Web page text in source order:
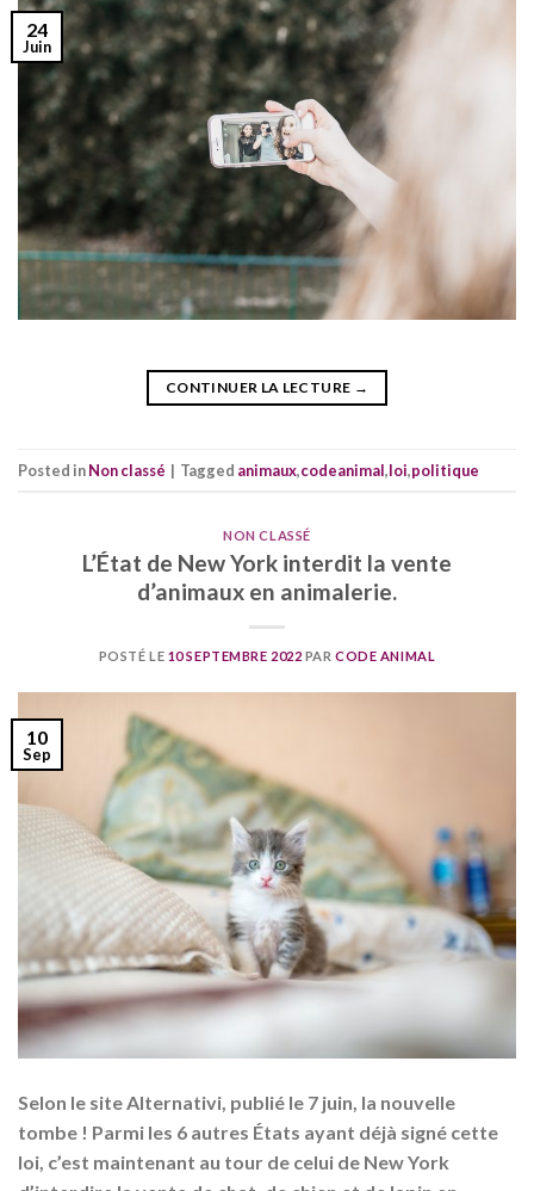
24
Juin
CONTINUER LA LECTURE →
Posted inNon classé | Tagged animaux,codeanimal,loi,politique
NON CLASSÉ
L’État de New York interdit la vente
d’animaux en animalerie.
POSTÉ LE 10 SEPTEMBRE 2022 PARCODE ANIMAL
10
Sep
Selon le site Alternativi, publié le 7 juin, la nouvelle
tombe ! Parmi les 6 autres États ayant déjà signé cette
loi, c’est maintenant au tour de celui de New York